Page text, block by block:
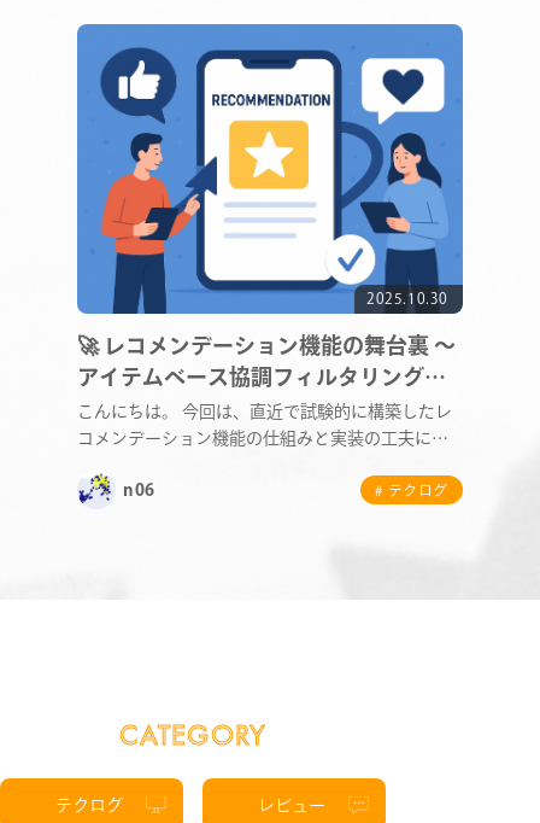
COMPANY
SERVICE
STAFF BLOG
2025.10.30
🚀 レコメンデーション機能の舞台裏 〜
アイテムベース協調フィルタリング実
装編〜
こんにちは。 今回は、直近で試験的に構築したレ
コメンデーション機能の仕組みと実装の工夫につ
n06
# テクログ
CATEGORY
テクログ レビュー